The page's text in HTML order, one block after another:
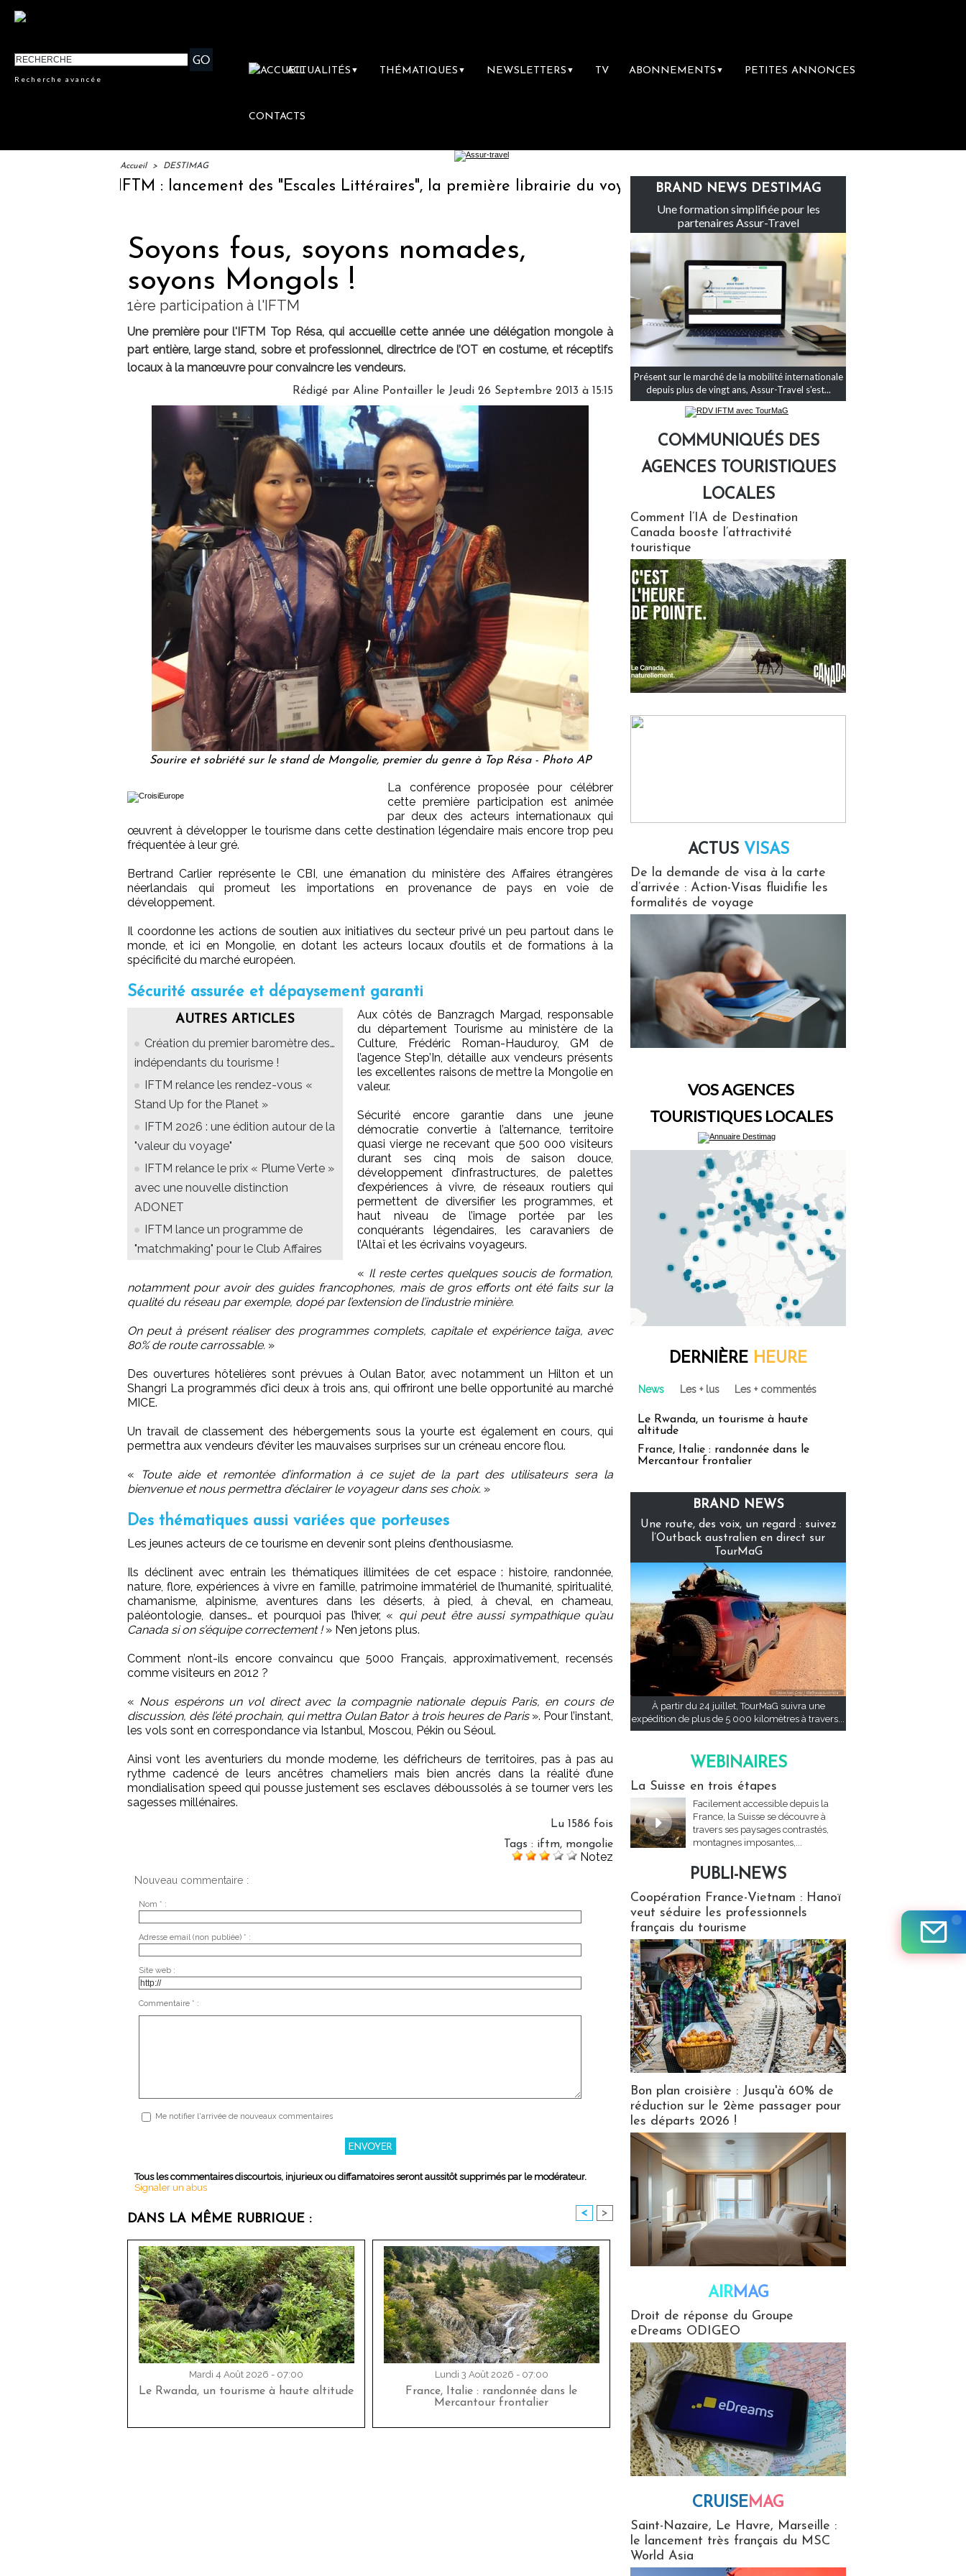
Recherche avancée
ACTUALITÉS ▼ THÉMATIQUES ▼ NEWSLETTERS ▼ TV ABONNEMENTS ▼ PETITES ANNONCES
CONTACTS
Accueil > DESTIMAG
IFTM : lancement des "Escales Littéraires", la première librairie du voyage Le groupe Sainte-Claire rachète Eden Tour
Soyons fous, soyons nomades,
soyons Mongols !
1ère participation à l'IFTM
Une première pour l'IFTM Top Résa, qui accueille cette année une délégation mongole à
part entière, large stand, sobre et professionnel, directrice de l’OT en costume, et réceptifs
locaux à la manœuvre pour convaincre les vendeurs.
Rédigé par Aline Pontailler le Jeudi 26 Septembre 2013 à 15:15
Sourire et sobriété sur le stand de Mongolie, premier du genre à Top Résa - Photo AP
La conférence proposée pour célébrer
cette première participation est animée
par deux des acteurs internationaux qui
œuvrent à développer le tourisme dans cette destination légendaire mais encore trop peu
fréquentée à leur gré.
Bertrand Carlier représente le CBI, une émanation du ministère des Affaires étrangères
néerlandais qui promeut les importations en provenance de pays en voie de
développement.
Il coordonne les actions de soutien aux initiatives du secteur privé un peu partout dans le
monde, et ici en Mongolie, en dotant les acteurs locaux d’outils et de formations à la
spécificité du marché européen.
Sécurité assurée et dépaysement garanti
AUTRES ARTICLES
Création du premier baromètre des…
indépendants du tourisme !
IFTM relance les rendez-vous «
Stand Up for the Planet »
IFTM 2026 : une édition autour de la
"valeur du voyage"
IFTM relance le prix « Plume Verte »
avec une nouvelle distinction
ADONET
IFTM lance un programme de
"matchmaking" pour le Club Affaires
Aux côtés de Banzragch Margad, responsable
du département Tourisme au ministère de la
Culture, Frédéric Roman-Hauduroy, GM de
l’agence Step’In, détaille aux vendeurs présents
les excellentes raisons de mettre la Mongolie en
valeur.
Sécurité encore garantie dans une jeune
démocratie convertie à l’alternance, territoire
quasi vierge ne recevant que 500 000 visiteurs
durant ses cinq mois de saison douce,
développement d’infrastructures, de palettes
d’expériences à vivre, de réseaux routiers qui
permettent de diversifier les programmes, et
haut niveau de l’image portée par les
conquérants légendaires, les caravaniers de
l’Altaï et les écrivains voyageurs.
« Il reste certes quelques soucis de formation,
notamment pour avoir des guides francophones, mais de gros efforts ont été faits sur la
qualité du réseau par exemple, dopé par l’extension de l’industrie minière.
On peut à présent réaliser des programmes complets, capitale et expérience taïga, avec
80% de route carrossable. »
Des ouvertures hôtelières sont prévues à Oulan Bator, avec notamment un Hilton et un
Shangri La programmés d’ici deux à trois ans, qui offriront une belle opportunité au marché
MICE.
Un travail de classement des hébergements sous la yourte est également en cours, qui
permettra aux vendeurs d’éviter les mauvaises surprises sur un créneau encore flou.
«
Toute aide et remontée d’information à ce sujet de la part des utilisateurs sera la
bienvenue et nous permettra d’éclairer le voyageur dans ses choix. »
Des thématiques aussi variées que porteuses
Les jeunes acteurs de ce tourisme en devenir sont pleins d’enthousiasme.
Ils déclinent avec entrain les thématiques illimitées de cet espace : histoire, randonnée,
nature, flore, expériences à vivre en famille, patrimoine immatériel de l’humanité, spiritualité,
chamanisme, alpinisme, aventures dans les déserts, à pied, à cheval, en chameau,
paléontologie, danses… et pourquoi pas l’hiver, « qui peut être aussi sympathique qu’au
Canada si on s’équipe correctement !» N’en jetons plus.
Comment n’ont-ils encore convaincu que 5000 Français, approximativement, recensés
comme visiteurs en 2012 ?
« Nous espérons un vol direct avec la compagnie nationale depuis Paris, en cours de
discussion, dès l’été prochain, qui mettra Oulan Bator à trois heures de Paris». Pour l’instant,
les vols sont en correspondance via Istanbul, Moscou, Pékin ou Séoul.
Ainsi vont les aventuriers du monde moderne, les défricheurs de territoires, pas à pas au
rythme cadencé de leurs ancêtres chameliers mais bien ancrés dans la réalité d’une
mondialisation speed qui pousse justement ses esclaves déboussolés à se tourner vers les
sagesses millénaires.
Lu 1586 fois
Tags : iftm, mongolie
Notez
Nouveau commentaire :
Nom * :
Adresse email (non publiée) * :
Site web :
Commentaire * :
Me notifier l'arrivée de nouveaux commentaires
Tous les commentaires discourtois, injurieux ou diffamatoires seront aussitôt supprimés par le modérateur.
Signaler un abus
DANS LA MÊME RUBRIQUE : < >
Mardi 4 Août 2026 - 07:00
Le Rwanda, un tourisme à haute altitude
Lundi 3 Août 2026 - 07:00
France, Italie : randonnée dans le
Mercantour frontalier
BRAND NEWS DESTIMAG
Une formation simplifiée pour les
partenaires Assur-Travel
Présent sur le marché de la mobilité internationale
depuis plus de vingt ans, Assur-Travel s'est...
COMMUNIQUÉS DES
AGENCES TOURISTIQUES
LOCALES
Comment l’IA de Destination
Canada booste l’attractivité
touristique
ACTUS VISAS
De la demande de visa à la carte
d’arrivée : Action-Visas fluidifie les
formalités de voyage
VOS AGENCES
TOURISTIQUES LOCALES
DERNIÈRE HEURE
News Les + lus Les + commentés
Le Rwanda, un tourisme à haute
altitude
France, Italie : randonnée dans le
Mercantour frontalier
BRAND NEWS
Une route, des voix, un regard : suivez
l’Outback australien en direct sur
TourMaG
À partir du 24 juillet, TourMaG suivra une
expédition de plus de 5 000 kilomètres à travers...
WEBINAIRES
La Suisse en trois étapes
Facilement accessible depuis la
France, la Suisse se découvre à
travers ses paysages contrastés,
montagnes imposantes,...
PUBLI-NEWS
Coopération France-Vietnam : Hanoï
veut séduire les professionnels
français du tourisme
Bon plan croisière : Jusqu'à 60% de
réduction sur le 2ème passager pour
les départs 2026 !
AIRMAG
Droit de réponse du Groupe
eDreams ODIGEO
CRUISEMAG
Saint-Nazaire, Le Havre, Marseille :
le lancement très français du MSC
World Asia